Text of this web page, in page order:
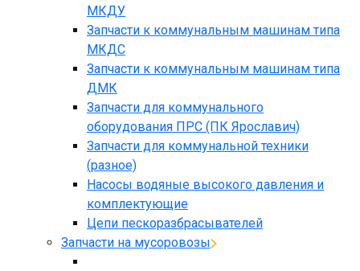
МКДУ
Запчасти к коммунальным машинам типа
МКДС
Запчасти к коммунальным машинам типа
ДМК
Запчасти для коммунального
оборудования ПРС (ПК Ярославич)
Запчасти для коммунальной техники
(разное)
Насосы водяные высокого давления и
комплектующие
Цепи пескоразбрасывателей
Запчасти на мусоровозы